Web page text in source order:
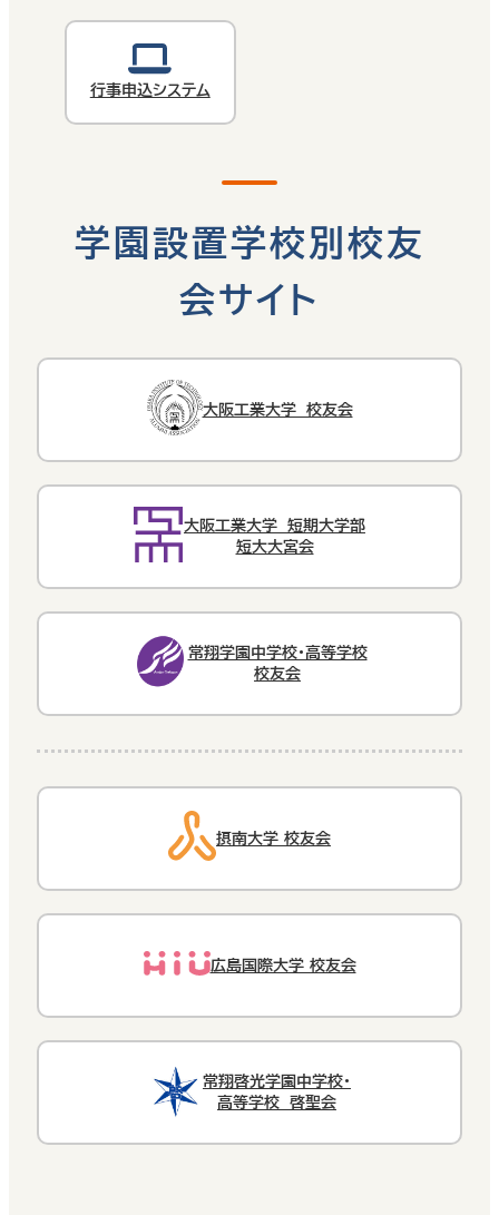
行事申込システム
学園設置学校別校友
会サイト
大阪工業大学 校友会
大阪工業大学 短期大学部
短大大宮会
常翔学園中学校・高等学校
校友会
摂南大学 校友会
広島国際大学 校友会
常翔啓光学園中学校・
高等学校 啓聖会